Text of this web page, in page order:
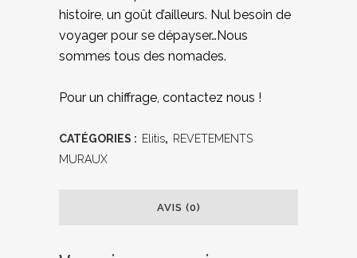
histoire, un goût d’ailleurs. Nul besoin de
voyager pour se dépayser…Nous
sommes tous des nomades.
Pour un chiffrage, contactez nous !
CATÉGORIES : Elitis, REVETEMENTS
MURAUX
AVIS (0)